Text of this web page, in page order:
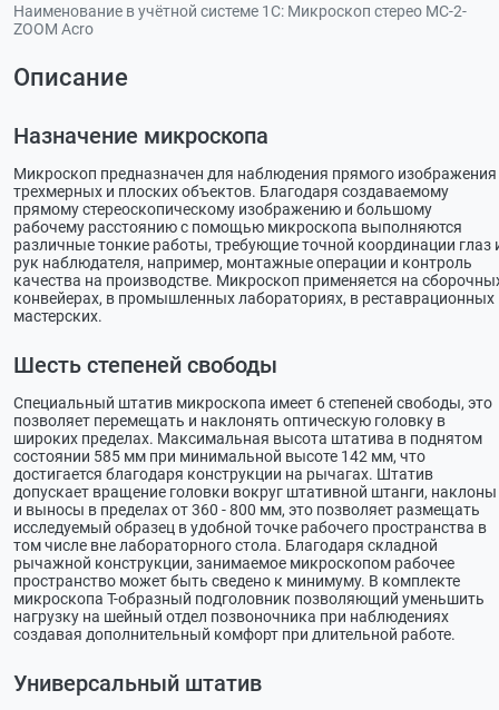
Наименование в учётной системе 1С: Микроскоп стерео МС-2-
ZOOM Acro
Описание
Назначение микроскопа
Микроскоп предназначен для наблюдения прямого изображения
трехмерных и плоских объектов. Благодаря создаваемому
прямому стереоскопическому изображению и большому
рабочему расстоянию с помощью микроскопа выполняются
различные тонкие работы, требующие точной координации глаз
рук наблюдателя, например, монтажные операции и контроль
качества на производстве. Микроскоп применяется на
конвейерах, в промышленных лабораториях, в реставрационных
мастерских.
Шесть степеней свободы
Специальный штатив микроскопа имеет 6 степеней свободы, это
позволяет перемещать и наклонять оптическую головку в
широких пределах. Максимальная высота штатива в поднятом
состоянии 585 мм при минимальной высоте 142 мм, что
достигается благодаря конструкции на рычагах. Штатив
допускает вращение головки вокруг штативной штанги, наклоны
и выносы в пределах от 360 - 800 мм, это позволяет размещать
исследуемый образец в удобной точке рабочего пространства в
том числе вне лабораторного стола. Благодаря складной
рычажной конструкции, занимаемое микроскопом рабочее
пространство может быть сведено к минимуму. В комплекте
микроскопа Т-образный подголовник позволяющий уменьшить
нагрузку на шейный отдел позвоночника при наблюдениях
создавая дополнительный комфорт при длительной работе.
Универсальный штатив